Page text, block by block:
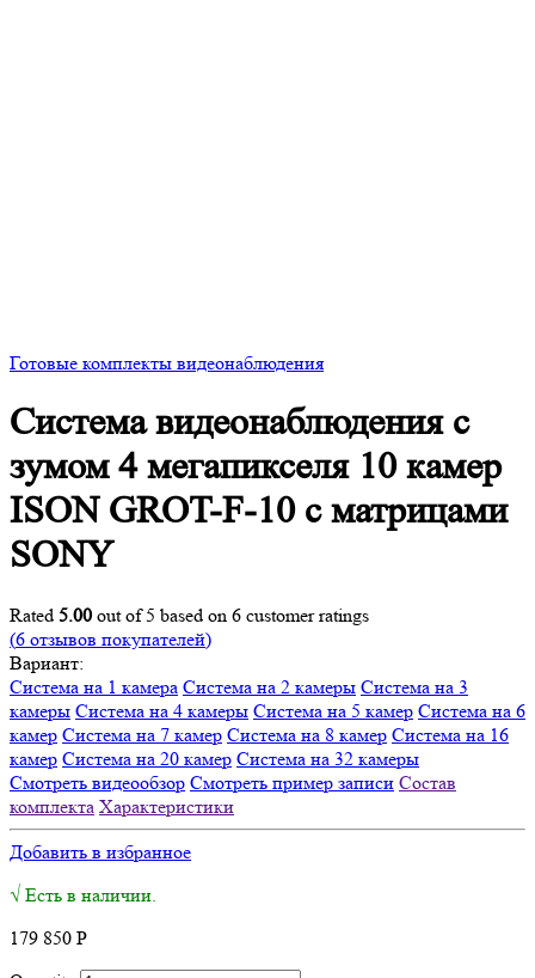
Готовые комплекты видеонаблюдения
Система видеонаблюдения с
зумом 4 мегапикселя 10 камер
ISON GROT-F-10 с матрицами
SONY
Rated 5.00 out of 5 based on 6 customer ratings
(6 отзывов покупателей)
Вариант:
Система на 1 камера Система на 2 камеры Система на 3
камеры Система на 4 камеры Система на 5 камер Система на 6
камер Система на 7 камер Система на 8 камер Система на 16
камер Система на 20 камер Система на 32 камеры
Смотреть видеообзор Смотреть пример записи Состав
комплекта Характеристики
Добавить в избранное
√ Есть в наличии.
179 850 Р